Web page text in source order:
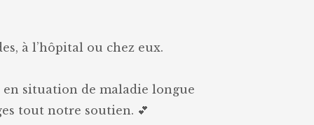
à l’hôpital ou chez eux.
en situation de maladie longue
tout notre soutien. 💕